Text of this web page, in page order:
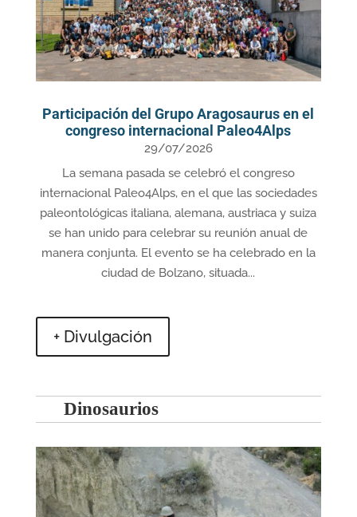
Participación del Grupo Aragosaurus en el
congreso internacional Paleo4Alps
29/07/2026
La semana pasada se celebró el congreso
internacional Paleo4Alps, en el que las sociedades
paleontológicas italiana, alemana, austriaca y suiza
se han unido para celebrar su reunión anual de
manera conjunta. El evento se ha celebrado en la
ciudad de Bolzano, situada...
+ Divulgación
Dinosaurios